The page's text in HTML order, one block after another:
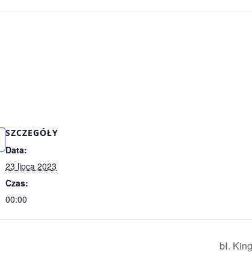
SZCZEGÓŁY
Data:
23 lipca 2023
Czas:
00:00
bł.